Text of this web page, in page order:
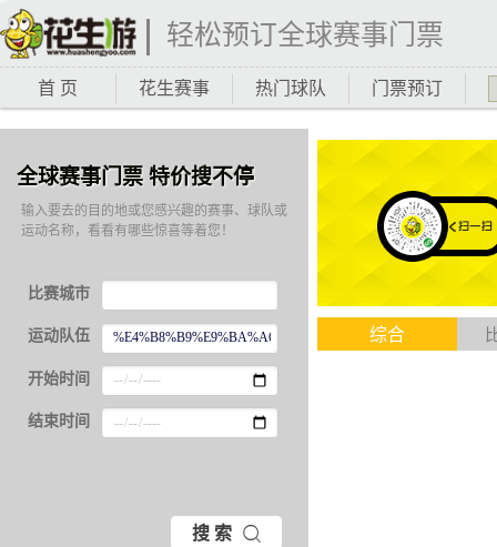
轻松预订全球赛事门票
首 页 花生赛事 热门球队 门票预订
综合
全球赛事门票 特价搜不停
输入要去的目的地或您感兴趣的赛事、球队或
运动名称，看看有哪些惊喜等着您！
比赛城市
运动队伍
开始时间
结束时间
搜 索